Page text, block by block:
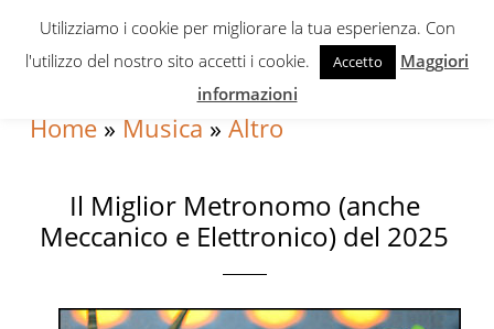
Skip
navigation
Skip
Skip
sidebar
Home » Musica »Altro
Il Miglior Metronomo (anche
Meccanico e Elettronico) del 2025
Utilizziamo i cookie per migliorare la tua esperienza. Con
l'utilizzo del nostro sito accetti i cookie.
Accetto
Maggiori
informazioni